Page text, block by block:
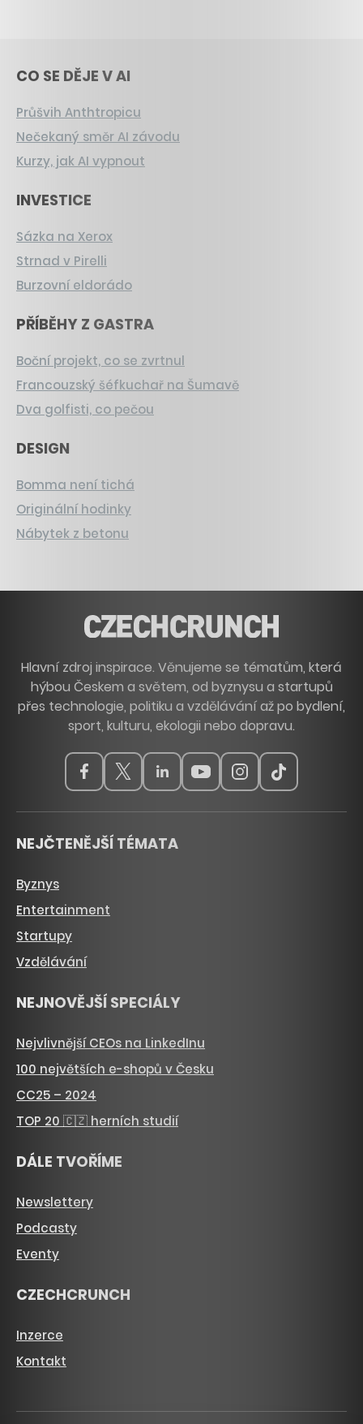
CO SE DĚJE V AI
Průšvih Anthtropicu
Nečekaný směr AI závodu
Kurzy, jak AI vypnout
INVESTICE
Sázka na Xerox
Strnad v Pirelli
Burzovní eldorádo
PŘÍBĚHY Z GASTRA
Boční projekt, co se zvrtnul
Francouzský šéfkuchař na Šumavě
Dva golfisti, co pečou
DESIGN
Bomma není tichá
Originální hodinky
Nábytek z betonu
Hlavní zdroj inspirace. Věnujeme se tématům, která
hýbou Českem a světem, od byznysu a startupů
přes technologie, politiku a vzdělávání až po bydlení,
sport, kulturu, ekologii nebo dopravu.
NEJČTENĚJŠÍ TÉMATA
Byznys
Entertainment
Startupy
Vzdělávání
NEJNOVĚJŠÍ SPECIÁLY
Nejvlivnější CEOs na LinkedInu
100 největších e-shopů v Česku
CC25 – 2024
TOP 20 🇨🇿 herních studií
DÁLE TVOŘÍME
Newslettery
Podcasty
Eventy
CZECHCRUNCH
Inzerce
Kontakt